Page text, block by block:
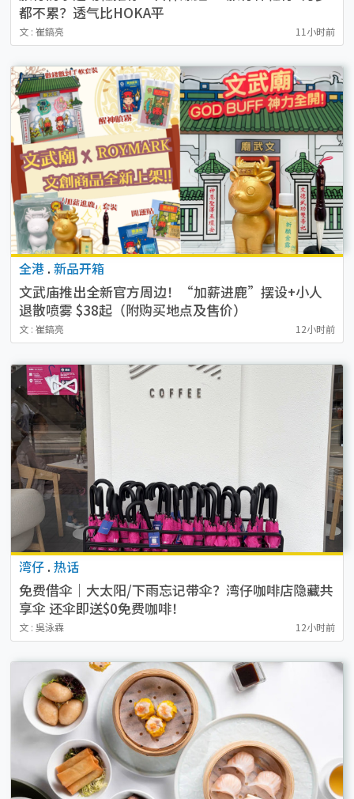
都不累？透气比HOKA平
文 : 崔鎬亮 11小时前
全港 . 新品开箱
文武庙推出全新官方周边！“加薪进鹿”摆设+小人
退散喷雾 $38起（附购买地点及售价）
文 : 崔鎬亮 12小时前
湾仔 . 热话
免费借伞｜大太阳/下雨忘记带伞？湾仔咖啡店隐藏共
享伞 还伞即送$0免费咖啡！
文 : 吳泳霖 12小时前